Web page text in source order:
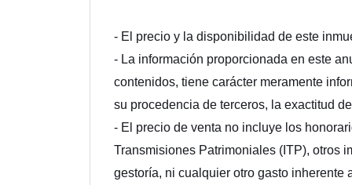
- El precio y la disponibilidad de este
- La información proporcionada en este
contenidos, tiene carácter meramente
su procedencia de terceros, la exactitud
- El precio de venta no incluye los
Transmisiones Patrimoniales (ITP), otros
gestoría, ni cualquier otro gasto inherente